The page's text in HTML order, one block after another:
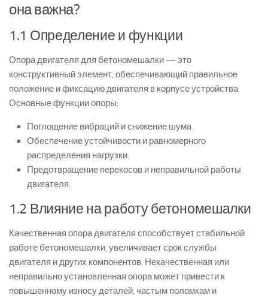
она важна?
1.1 Определение и функции
Опора двигателя для бетономешалки — это
конструктивный элемент, обеспечивающий правильное
положение и фиксацию двигателя в корпусе устройства.
Основные функции опоры:
Поглощение вибраций и снижение шума.
Обеспечение устойчивости и равномерного
распределения нагрузки.
Предотвращение перекосов и неправильной работы
двигателя.
1.2 Влияние на работу бетономешалки
Качественная опора двигателя способствует стабильной
работе бетономешалки, увеличивает срок службы
двигателя и других компонентов. Некачественная или
неправильно установленная опора может привести к
повышенному износу деталей, частым поломкам и